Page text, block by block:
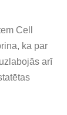
Cell
ka par
arī